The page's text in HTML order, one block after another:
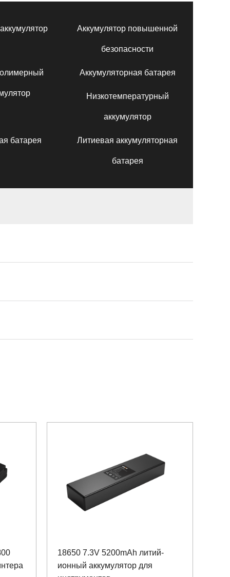
Аккумулятор повышенной
безопасности
Аккумуляторная батарея
Низкотемпературный
аккумулятор
батарея Литиевая аккумуляторная
батарея
18650 7.3V 5200mAh литий-
ионный аккумулятор для